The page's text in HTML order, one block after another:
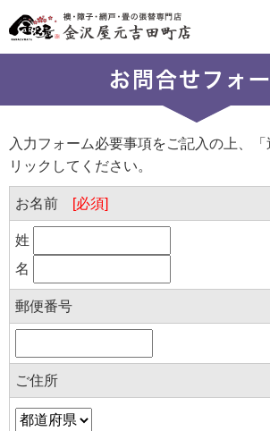
お問合せフォ
入力フォーム必要事項をご記入の上、
リックしてください。
お名前 [必須]
姓
名
郵便番号
ご住所